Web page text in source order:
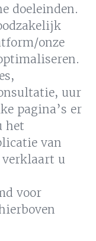
doeleinden.
onze
uur
pagina’s er
het
van
verklaart u
voor